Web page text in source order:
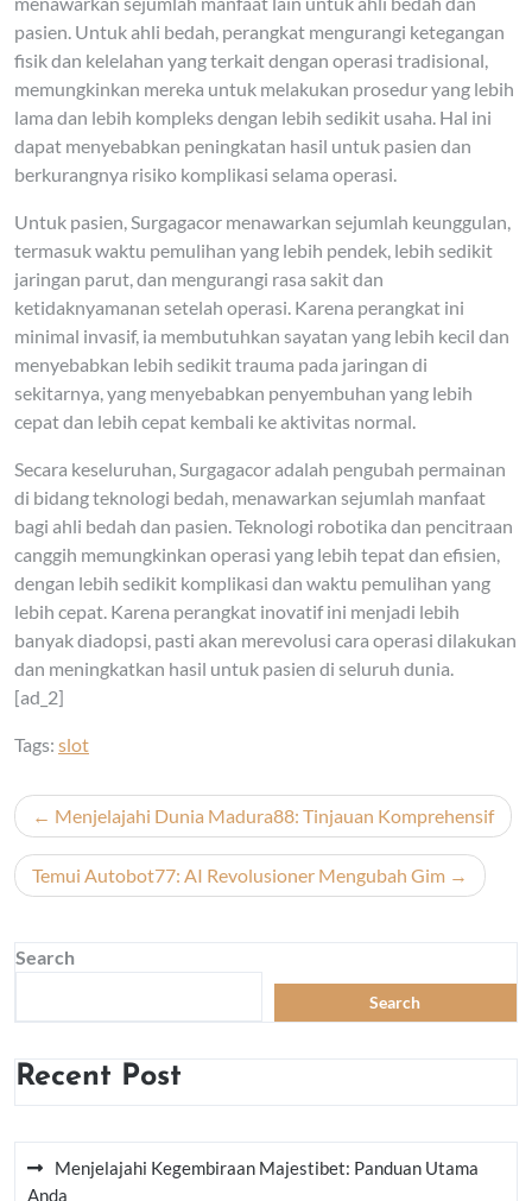
pasien. Untuk ahli bedah, perangkat mengurangi ketegangan
fisik dan kelelahan yang terkait dengan operasi tradisional,
memungkinkan mereka untuk melakukan prosedur yang lebih
lama dan lebih kompleks dengan lebih sedikit usaha. Hal ini
dapat menyebabkan peningkatan hasil untuk pasien dan
berkurangnya risiko komplikasi selama operasi.
Untuk pasien, Surgagacor menawarkan sejumlah keunggulan,
termasuk waktu pemulihan yang lebih pendek, lebih sedikit
jaringan parut, dan mengurangi rasa sakit dan
ketidaknyamanan setelah operasi. Karena perangkat ini
minimal invasif, ia membutuhkan sayatan yang lebih kecil dan
menyebabkan lebih sedikit trauma pada jaringan di
sekitarnya, yang menyebabkan penyembuhan yang lebih
cepat dan lebih cepat kembali ke aktivitas normal.
Secara keseluruhan, Surgagacor adalah pengubah permainan
di bidang teknologi bedah, menawarkan sejumlah manfaat
bagi ahli bedah dan pasien. Teknologi robotika dan pencitraan
canggih memungkinkan operasi yang lebih tepat dan efisien,
dengan lebih sedikit komplikasi dan waktu pemulihan yang
lebih cepat. Karena perangkat inovatif ini menjadi lebih
banyak diadopsi, pasti akan merevolusi cara operasi dilakukan
dan meningkatkan hasil untuk pasien di seluruh dunia.
[ad_2]
Tags: slot
Post
navigation
Menjelajahi Dunia Madura88: Tinjauan Komprehensif
Temui Autobot77: AI Revolusioner Mengubah Gim
Search
Search
Recent Post
Menjelajahi Kegembiraan Majestibet: Panduan Utama
Anda